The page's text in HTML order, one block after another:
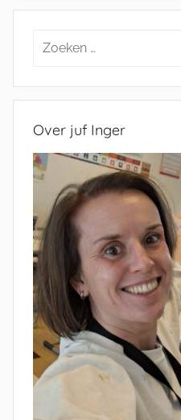
Zoeken
Over juf Inger